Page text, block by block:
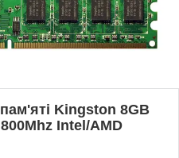
Kingston 8GB
Intel/AMD